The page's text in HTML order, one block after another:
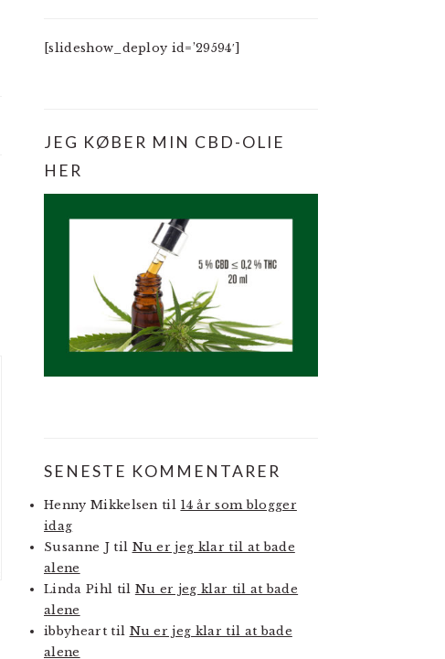
[slideshow_deploy id=’29594′]
JEG KØBER MIN CBD-OLIE
HER
SENESTE KOMMENTARER
Henny Mikkelsen til 14 år som blogger
idag
Susanne Jtil Nu er jeg klar til at bade
alene
Linda Pihl til Nu er jeg klar til at bade
alene
ibbyhearttil Nu er jeg klar til at bade
alene